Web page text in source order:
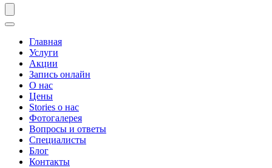
Главная
Услуги
Акции
Запись онлайн
О нас
Цены
Stories о нас
Фотогалерея
Вопросы и ответы
Специалисты
Блог
Контакты